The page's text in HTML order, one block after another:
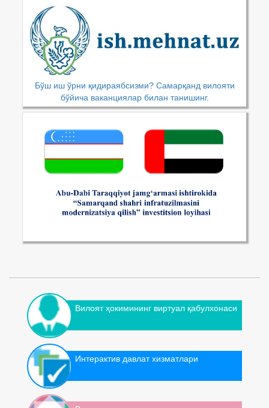
Бўш иш ўрни қидираябсизми? Самарқанд вилояти
бўйича ваканциялар билан танишинг.
Вилоят ҳокимининг виртуал қабулхонаси
Интерактив давлат хизматлари